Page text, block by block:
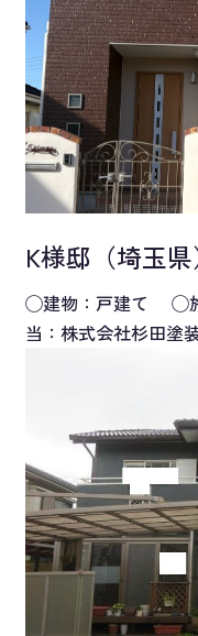
うございました。
させて頂きまし
ついてもお褒めの
ります。 完成をご
がって満足です」
同感無量でござい
ンスをしっかりと
す。
K様邸（埼玉県
◯建物：戸建て ◯
当：株式会社杉田塗